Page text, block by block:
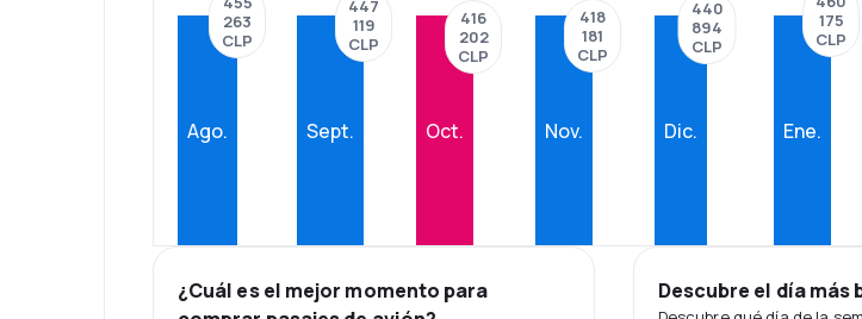
Ago.
263
CLP
Sept.
447
119
CLP
Oct.
416
202
CLP
Nov.
418
181
CLP
Dic.
440
894
CLP
Ene.
175
CLP
¿Cuál es el mejor momento para
Descubre el día